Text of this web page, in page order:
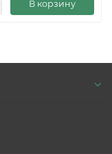
В корзину